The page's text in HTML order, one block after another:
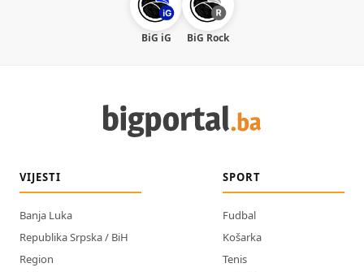
BiG iG BiG Rock
VIJESTI
Banja Luka
Republika Srpska / BiH
Region
SPORT
Fudbal
Košarka
Tenis